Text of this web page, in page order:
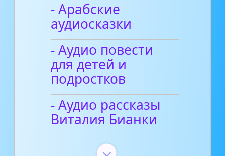
- Арабские
аудиосказки
- Аудио повести
для детей и
подростков
- Аудио рассказы
Виталия Бианки